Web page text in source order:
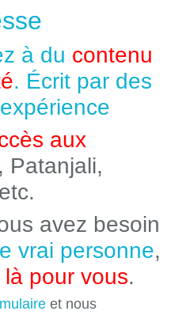
à du contenu
. Écrit par des
aux
Patanjali,
avez besoin
vrai personne,
pour vous.
et nous